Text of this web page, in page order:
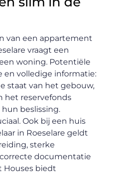
van een appartement
vraagt een
woning. Potentiële
en volledige informatie:
staat van het gebouw,
het reservefonds
beslissing.
Ook bij een huis
in Roeselare geldt
sterke
documentatie
Houses biedt